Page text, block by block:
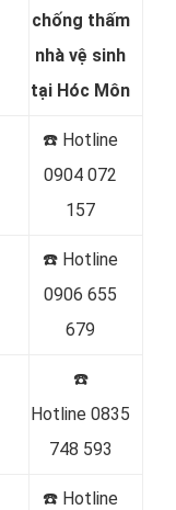
chống thấm
nhà vệ sinh
tại Hóc Môn
☎️ Hotline
0904 072
157
☎️ Hotline
0906 655
679
☎️
Hotline 0835
748 593
☎️ Hotline